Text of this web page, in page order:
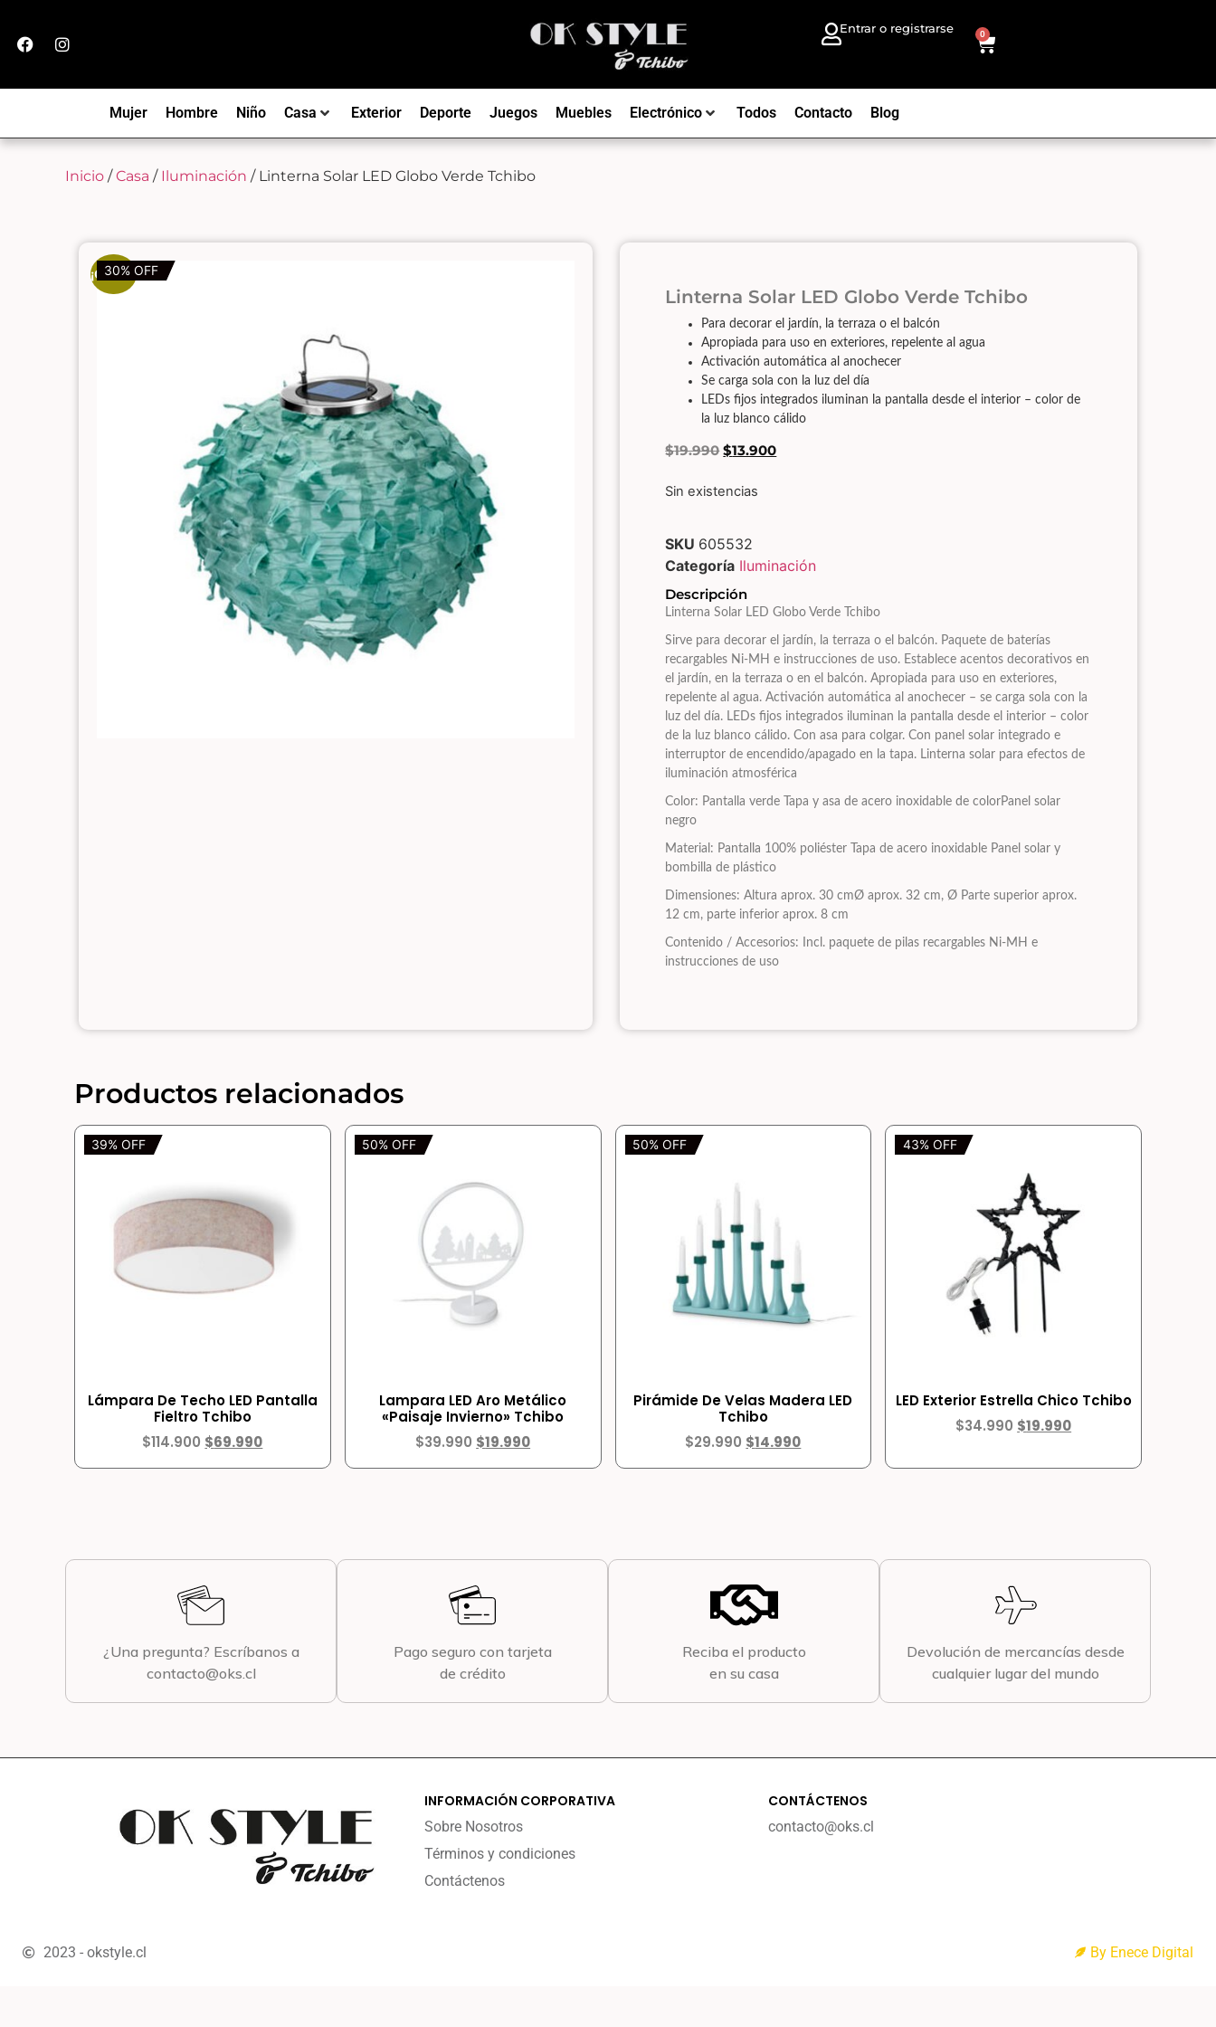
Entrar o registrarse 0
Mujer Hombre Niño Casa Exterior Deporte Juegos Muebles Electrónico Todos Contacto Blog
Inicio /Casa / Iluminación / Linterna Solar LED Globo Verde Tchibo
¡Oferta!
30% OFF
Linterna Solar LED Globo Verde Tchibo
Para decorar el jardín, la terraza o el balcón
Apropiada para uso en exteriores, repelente al agua
Activación automática al anochecer
Se carga sola con la luz del día
LEDs fijos integrados iluminan la pantalla desde el interior – color de
la luz blanco cálido
$19.990 $13.900
Sin existencias
SKU 605532
Categoría Iluminación
Descripción
Linterna Solar LED Globo Verde Tchibo
Sirve para decorar el jardín, la terraza o el balcón. Paquete de baterías
recargables Ni-MH e instrucciones de uso. Establece acentos decorativos en
el jardín, en la terraza o en el balcón. Apropiada para uso en exteriores,
repelente al agua. Activación automática al anochecer – se carga sola con la
luz del día. LEDs fijos integrados iluminan la pantalla desde el interior – color
de la luz blanco cálido. Con asa para colgar. Con panel solar integrado e
interruptor de encendido/apagado en la tapa. Linterna solar para efectos de
iluminación atmosférica
Color: Pantalla verde Tapa y asa de acero inoxidable de colorPanel solar
negro
Material: Pantalla 100% poliéster Tapa de acero inoxidable Panel solar y
bombilla de plástico
Dimensiones: Altura aprox. 30 cmØ aprox. 32 cm, Ø Parte superior aprox.
12 cm, parte inferior aprox. 8 cm
Contenido / Accesorios: Incl. paquete de pilas recargables Ni-MH e
instrucciones de uso
Productos relacionados
39% OFF
Lámpara De Techo LED Pantalla
Fieltro Tchibo
$114.900 $69.990
50% OFF
Lampara LED Aro Metálico
«Paisaje Invierno» Tchibo
$39.990 $19.990
50% OFF
Pirámide De Velas Madera LED
Tchibo
$29.990 $14.990
43% OFF
LED Exterior Estrella Chico Tchibo
$34.990 $19.990
¿Una pregunta? Escríbanos a
contacto@oks.cl
Pago seguro con tarjeta
de crédito
Reciba el producto
en su casa
Devolución de mercancías desde
cualquier lugar del mundo
INFORMACIÓN CORPORATIVA
Sobre Nosotros
Términos y condiciones
Contáctenos
CONTÁCTENOS
contacto@oks.cl
2023 - okstyle.cl By Enece Digital